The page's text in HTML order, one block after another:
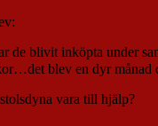
de blivit inköpta under
blev en dyr månad
vara till hjälp?